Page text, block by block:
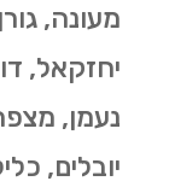
מעונה,
יחזקאל,
נעמן,
יובלים,